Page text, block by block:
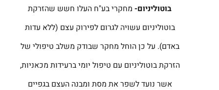
בוטוליניום- מחקרי בע"ח העלו חשש שהזרקת
בוטוליניום עשויה לגרום לפירוק עצם (ללא עדות
באדם). על כן הוחל מחקר שבודק משלב טיפולי של
הזרקת בוטוליניום עם טיפול יומי ברעידות מכאניות,
אשר נועד לשפר את מסת ומבנה העצם בגפיים